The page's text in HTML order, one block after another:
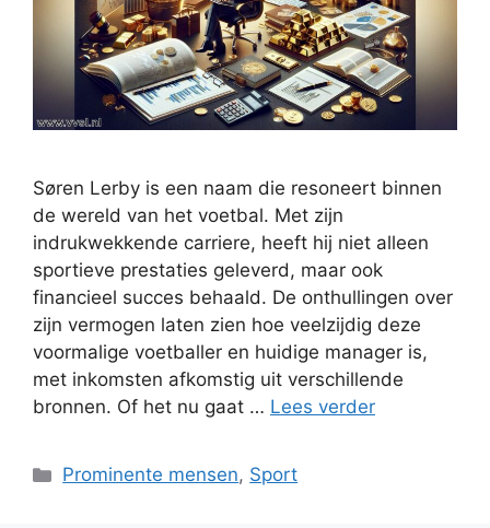
Søren Lerby is een naam die resoneert binnen
de wereld van het voetbal. Met zijn
indrukwekkende carriere, heeft hij niet alleen
sportieve prestaties geleverd, maar ook
financieel succes behaald. De onthullingen over
zijn vermogen laten zien hoe veelzijdig deze
voormalige voetballer en huidige manager is,
met inkomsten afkomstig uit verschillende
bronnen. Of het nu gaat … Lees verder
Categorieën
Prominente mensen, Sport